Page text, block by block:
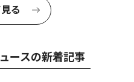
る
ースの新着記事